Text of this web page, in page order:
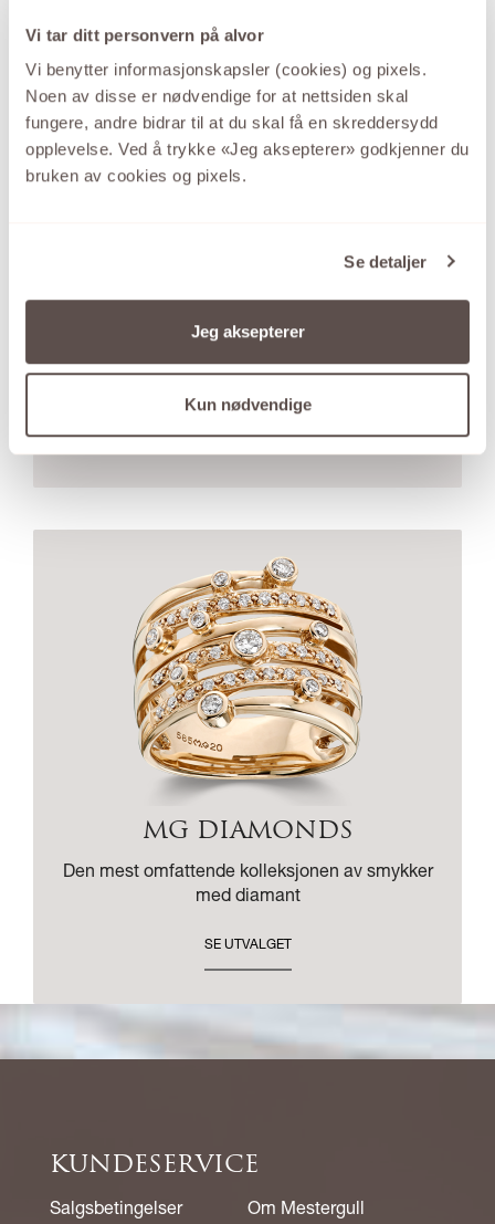
Vi tar ditt personvern på alvor
Vi benytter informasjonskapsler (cookies) og pixels.
Noen av disse er nødvendige for at nettsiden skal
fungere, andre bidrar til at du skal få en skreddersydd
opplevelse. Ved å trykke «Jeg aksepterer» godkjenner du
bruken av cookies og pixels.
Se detaljer
Jeg aksepterer
Kun nødvendige
gode prisene.
MG DIAMONDS
Den mest omfattende kolleksjonen av smykker
med diamant
SE UTVALGET
KUNDESERVICE
Salgsbetingelser
Om Mestergull